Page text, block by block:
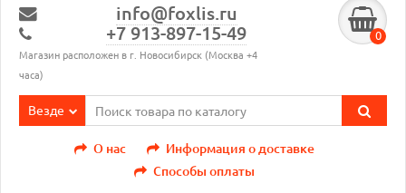
info@foxlis.ru
+7 913-897-15-49
Магазин расположен в г. Новосибирск (Москва +4
часа)
0
Везде
О нас
Информация о доставке
Способы оплаты